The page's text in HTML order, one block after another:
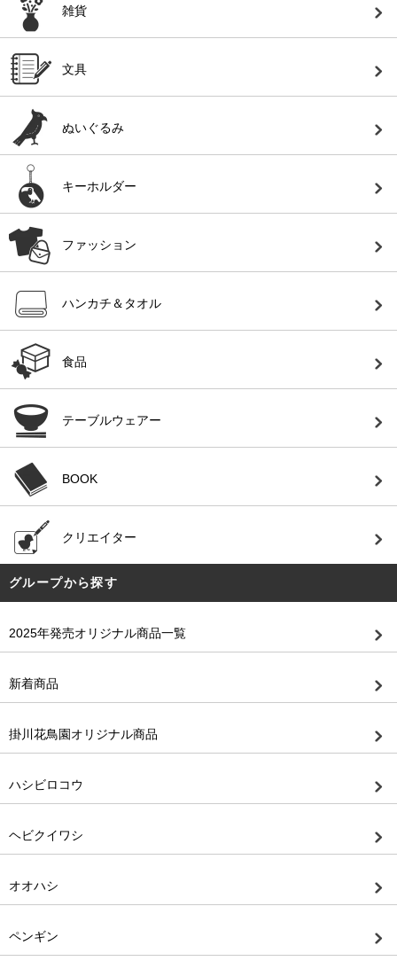
雑貨
文具
ぬいぐるみ
キーホルダー
ファッション
ハンカチ＆タオル
食品
テーブルウェアー
BOOK
クリエイター
グループから探す
2025年発売オリジナル商品一覧
新着商品
掛川花鳥園オリジナル商品
ハシビロコウ
ヘビクイワシ
オオハシ
ペンギン